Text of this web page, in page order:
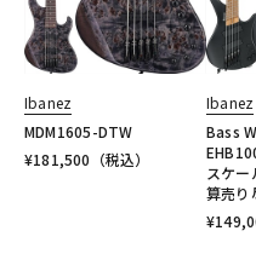
Ibanez
MDM1605-DTW
¥181,500 （税込）
Ibanez
Bass
スケ
算売り
¥